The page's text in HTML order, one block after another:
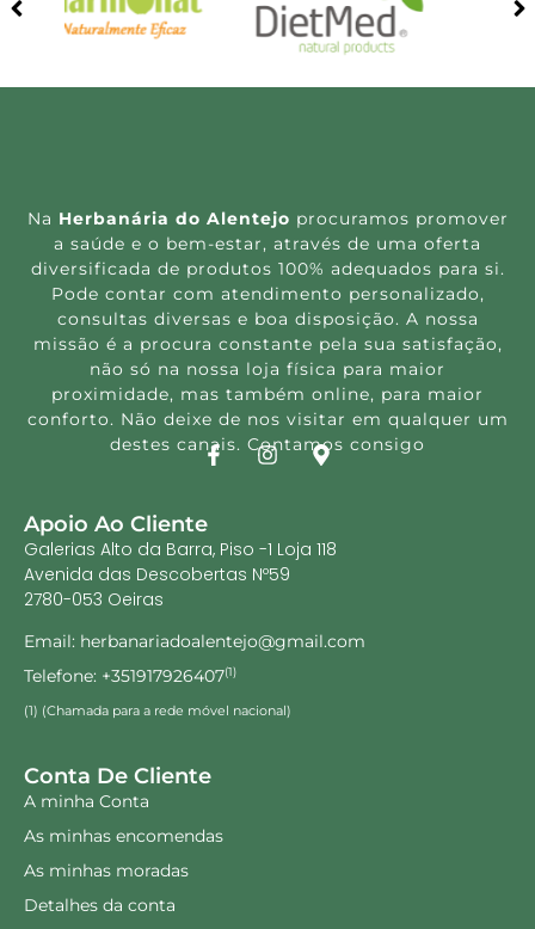
Na Herbanária do Alentejo procuramos promover
a saúde e o bem-estar, através de uma oferta
diversificada de produtos 100% adequados para si.
Pode contar com atendimento personalizado,
consultas diversas e boa disposição. A nossa
missão é a procura constante pela sua satisfação,
não só na nossa loja física para maior
proximidade, mas também online, para maior
conforto. Não deixe de nos visitar em qualquer um
destes canais. Contamos consigo
Apoio Ao Cliente
Galerias Alto da Barra, Piso -1 Loja 118
Avenida das Descobertas Nº59
2780-053 Oeiras
Email: herbanariadoalentejo@gmail.com
Telefone: +351917926407(1)
(1) (Chamada para a rede móvel nacional)
Conta De Cliente
A minha Conta
As minhas encomendas
As minhas moradas
Detalhes da conta